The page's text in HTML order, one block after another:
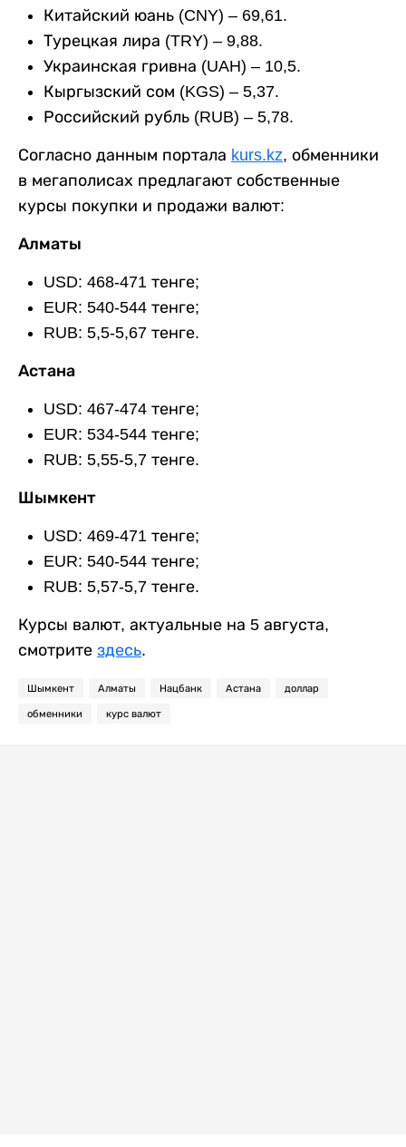
Китайский юань (CNY) – 69,61.
Турецкая лира (TRY) – 9,88.
Украинская гривна (UAH) – 10,5.
Кыргызский сом (KGS) – 5,37.
Российский рубль (RUB) – 5,78.
Согласно данным портала kurs.kz, обменники
в мегаполисах предлагают собственные
курсы покупки и продажи валют:
Алматы
USD: 468-471 тенге;
EUR: 540-544 тенге;
RUB: 5,5-5,67 тенге.
Астана
USD: 467-474 тенге;
EUR: 534-544 тенге;
RUB: 5,55-5,7 тенге.
Шымкент
USD: 469-471 тенге;
EUR: 540-544 тенге;
RUB: 5,57-5,7 тенге.
Курсы валют, актуальные на 5 августа,
смотрите здесь.
Шымкент Алматы Нацбанк Астана доллар
обменники курс валют